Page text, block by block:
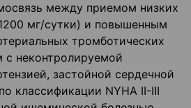
между приемом низких
мг/сутки) и повышенным
тромботических
с неконтролируемой
застойной сердечной
классификации NYHA II-III